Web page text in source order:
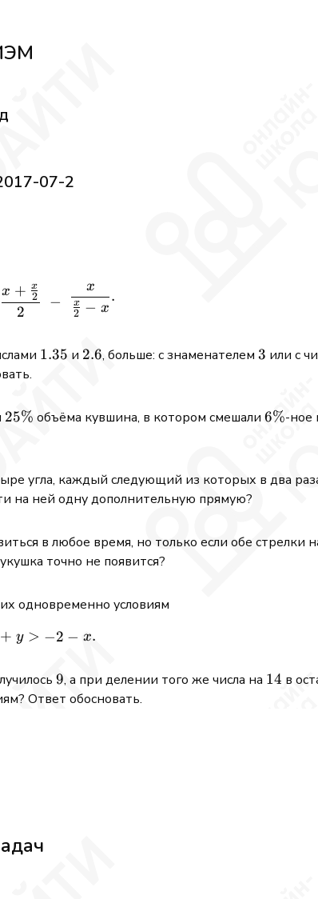
07-2
2
x + 2
x
−
2
x − x
x
.
1.35
1.35 и 2.6
2.6, больше: с знаменателем 3
3 или с
25\%
25% объёма кувшина, в котором смешали 6\%
6%-ное
угла, каждый следующий из которых в два
на ней одну дополнительную прямую?
в любое время, но только если обе стрелки
точно не появится?
одновременно условиям
y > 2y + x, \quad x + y > -2 - x.
+ y > −2 − x.
9
9, а при делении того же числа на 14
14 в
Ответ обосновать.